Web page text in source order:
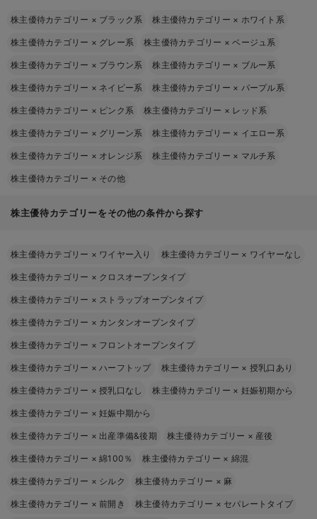
株主優待カテゴリー × ブラック系 株主優待カテゴリー × ホワイト系
株主優待カテゴリー × グレー系 株主優待カテゴリー ×ベージュ系
株主優待カテゴリー × ブラウン系 株主優待カテゴリー × ブルー系
株主優待カテゴリー × ネイビー系 株主優待カテゴリー × パープル系
株主優待カテゴリー × ピンク系 株主優待カテゴリー × レッド系
株主優待カテゴリー × グリーン系 株主優待カテゴリー × イエロー系
株主優待カテゴリー × オレンジ系 株主優待カテゴリー × マルチ系
株主優待カテゴリー × その他
株主優待カテゴリーをその他の条件から探す
株主優待カテゴリー × ワイヤー入り 株主優待カテゴリー × ワイヤーなし
株主優待カテゴリー × クロスオープンタイプ
株主優待カテゴリー × ストラップオープンタイプ
株主優待カテゴリー × カンタンオープンタイプ
株主優待カテゴリー × フロントオープンタイプ
株主優待カテゴリー ×ハーフトップ 株主優待カテゴリー × 授乳口あり
株主優待カテゴリー ×授乳口なし 株主優待カテゴリー × 妊娠初期から
株主優待カテゴリー ×妊娠中期から
株主優待カテゴリー × 出産準備&後期 株主優待カテゴリー × 産後
株主優待カテゴリー ×綿100％ 株主優待カテゴリー × 綿混
株主優待カテゴリー × シルク 株主優待カテゴリー × 麻
株主優待カテゴリー ×前開き 株主優待カテゴリー × セパレートタイプ